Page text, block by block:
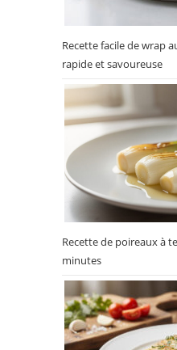
Recette facile de wrap
rapide et savoureuse
Recette de poireaux à
minutes